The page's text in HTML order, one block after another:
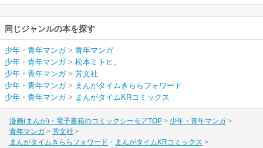
同じジャンルの本を探す
少年・青年マンガ> 青年マンガ
少年・青年マンガ> 松本ミトヒ。
少年・青年マンガ> 芳文社
少年・青年マンガ> まんがタイムきららフォワード
少年・青年マンガ> まんがタイムKRコミックス
漫画(まんが)・電子書籍のコミックシーモアTOP
少年・青年マンガ
青年マンガ
芳文社
まんがタイムきららフォワード
まんがタイムKRコミックス